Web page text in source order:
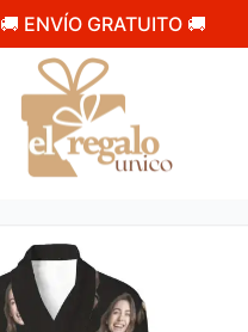
🚚 ENVÍO GRATUITO 🚚